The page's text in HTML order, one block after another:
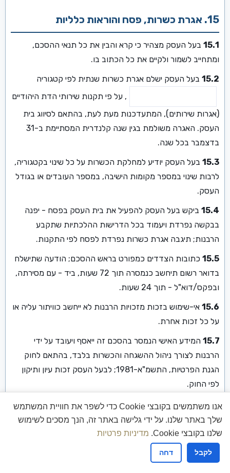
15. אגרת כשרות, פסח והוראות כלליות
15.1 בעל העסק מצהיר כי קרא והבין את כל תנאי ההסכם,
ומתחייב לשמור ולקיים את כל הכתוב בו.
15.2 בעל העסק ישלם אגרת כשרות שנתית לפי קטגוריה
, על פי תקנות שירותי הדת היהודיים
(אגרות שירותים), המתעדכנות מעת לעת, בהתאם לסיווג בית
העסק. האגרה משולמת בגין שנה קלנדרית המסתיימת ב-31
בדצמבר בכל שנה.
15.3 בעל העסק יודיע למחלקת הכשרות על כל שינוי בקטגוריה,
לרבות שינוי במספר מקומות הישיבה, במספר העובדים או בגודל
העסק.
15.4 ביקש בעל העסק להפעיל את בית העסק בפסח - יפנה
בבקשה נפרדת ויעמוד בכל הדרישות ההלכתיות שתקבע
הרבנות; תיגבה אגרת כשרות נפרדת לפסח לפי התקנות.
15.5 כתובות הצדדים כמפורט בראש ההסכם; הודעה שתישלח
בדואר רשום תיחשב כנמסרה תוך 72 שעות, ביד - עם מסירתה,
ובפקס/דוא"ל - תוך 24 שעות.
15.6 אי-שימוש בזכות מזכויות הרבנות לא ייחשב כוויתור עליה או
על כל זכות אחרת.
15.7 המידע האישי הנמסר בהסכם זה ייאסף ויעובד על ידי
הרבנות לצורך ניהול ההשגחה והכשרות בלבד, בהתאם לחוק
הגנת הפרטיות, התשמ"א-1981; לבעל העסק זכות עיון ותיקון
לפי החוק.
15.8לבתי המשפט המוסמכים במחוז הדרום תהא סמכות
שיפוט ייחודית בכל סכסוך הנובע מהסכם זה.
ולראיה באו הצדדים על החתום, ביום
אנו משתמשים בקובצי Cookie כדי לשפר את חוויית המשתמש
שלך באתר שלנו. על ידי גלישה באתר זה, הנך מסכים לשימוש
שלנו בקובצי Cookie.
מדיניות פרטיות
לקבל דחה